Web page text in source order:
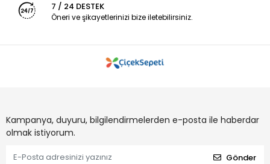
7 / 24 DESTEK
Öneri ve şikayetlerinizi bize iletebilirsiniz.
Kampanya, duyuru, bilgilendirmelerden e-posta ile haberdar
olmak istiyorum.
Gönder